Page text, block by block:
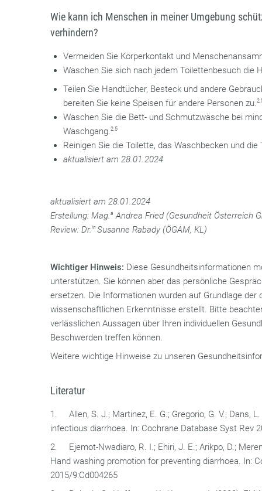
Wie kann ich Menschen in meiner Umgebung
verhindern?
Vermeiden Sie Körperkontakt und
Waschen Sie sich nach jedem Toilettenbesuch die
Teilen Sie Handtücher, Besteck und andere
bereiten Sie keine Speisen für andere Personen zu.
Waschen Sie die Bett- und Schmutzwäsche bei
Waschgang.2,5
Reinigen Sie die Toilette, das Waschbecken und
aktualisiert am 28.01.2024
aktualisiert am 28.01.2024
Erstellung: Mag.a Andrea Fried (Gesundheit Österreich
Review: Dr.in Susanne Rabady (ÖGAM, KL)
Wichtiger Hinweis: Diese Gesundheitsinformationen
unterstützen. Sie können aber das persönliche
ersetzen. Die Informationen wurden auf Grundlage der
wissenschaftlichen Erkenntnisse erstellt. Bitte
verlässlichen Aussagen über Ihren individuellen
Beschwerden treffen können.
Weitere wichtige Hinweise zu unseren
Literatur
1. Allen, S. J.; Martinez, E. G.; Gregorio, G. V.; Dans,
infectious diarrhoea. In: Cochrane Database Syst Rev
2. Ejemot-Nwadiaro, R. I.; Ehiri, J. E.; Arikpo, D.;
Hand washing promotion for preventing diarrhoea. In:
2015/9:Cd004265